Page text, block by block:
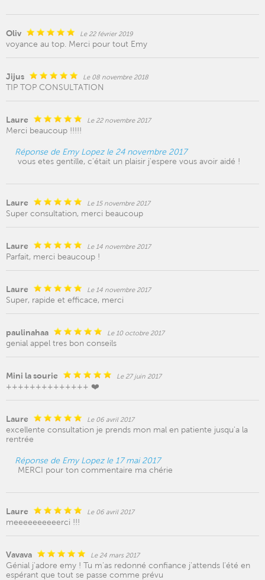
Oliv Le 22 février 2019
voyance au top. Merci pour tout Emy
Jijus Le 08 novembre 2018
TIP TOP CONSULTATION
Laure Le 22 novembre 2017
Merci beaucoup !!!!!
Réponse de Emy Lopez le 24 novembre 2017
vous etes gentille, c'était un plaisir j'espere vous avoir aidé !
Laure Le 15 novembre 2017
Super consultation, merci beaucoup
Laure Le 14 novembre 2017
Parfait, merci beaucoup !
Laure Le 14 novembre 2017
Super, rapide et efficace, merci
paulinahaa Le 10 octobre 2017
genial appel tres bon conseils
Mini la sourie Le 27 juin 2017
++++++++++++++ ❤️
Laure Le 06 avril 2017
excellente consultation je prends mon mal en patiente jusqu'a la
rentrée
Réponse de Emy Lopez le 17 mai 2017
MERCI pour ton commentaire ma chérie
Laure Le 06 avril 2017
meeeeeeeeeerci !!!
Vavava Le 24 mars 2017
Génial j'adore emy ! Tu m'as redonné confiance j'attends l'été en
espérant que tout se passe comme prévu